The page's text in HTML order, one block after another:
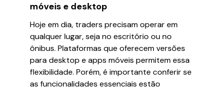
móveis e desktop
Hoje em dia, traders precisam operar em
qualquer lugar, seja no escritório ou no
ônibus. Plataformas que oferecem versões
para desktop e apps móveis permitem essa
flexibilidade. Porém, é importante conferir se
as funcionalidades essenciais estão